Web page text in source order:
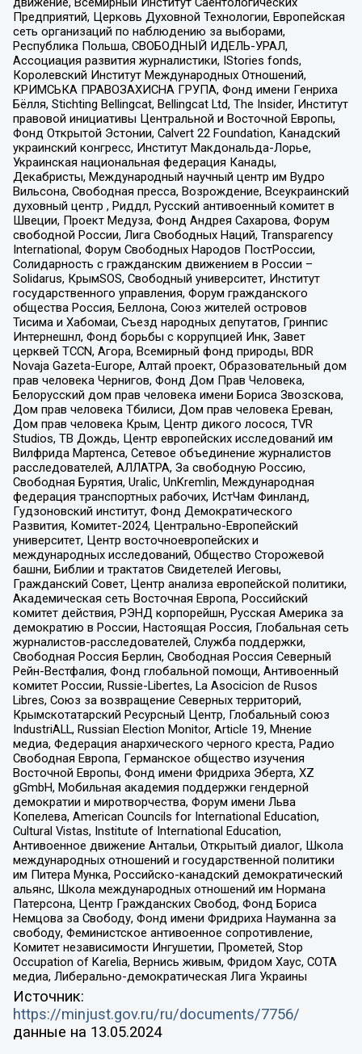
Предприятий, Церковь Духовной Технологии, Европейская
сеть организаций по наблюдению за выборами,
Республика Польша, СВОБОДНЫЙ ИДЕЛЬ-УРАЛ,
Ассоциация развития журналистики, IStories fonds,
Королевский Институт Международных Отношений,
КРИМСЬКА ПРАВОЗАХИСНА ГРУПА, Фонд имени Генриха
Бёлля, Stichting Bellingcat, Bellingcat Ltd, The Insider, Институт
правовой инициативы Центральной и Восточной Европы,
Фонд Открытой Эстонии, Calvert 22 Foundation, Канадский
украинский конгресс, Институт Макдональда-Лорье,
Украинская национальная федерация Канады,
Декабристы, Международный научный центр им Вудро
Вильсона, Свободная пресса, Возрождение, Всеукраинский
духовный центр , Риддл, Русский антивоенный комитет в
Швеции, Проект Медуза, Фонд Андрея Сахарова, Форум
свободной России, Лига Свободных Наций, Transparеncy
International, Форум Свободных Народов ПостРоссии,
Солидарность с гражданским движением в России –
Solidarus, КрымSOS, Свободный университет, Институт
государственного управления, Форум гражданского
общества Россия, Беллона, Союз жителей островов
Тисима и Хабомаи, Съезд народных депутатов, Гринпис
Интернешнл, Фонд борьбы с коррупцией Инк, Завет
церквей TCCN, Агора, Всемирный фонд природы, BDR
Novaja Gazeta-Europe, Алтай проект, Образовательный дом
прав человека Чернигов, Фонд Дом Прав Человека,
Белорусский дом прав человека имени Бориса Звозскова,
Дом прав человека Тбилиси, Дом прав человека Ереван,
Дом прав человека Крым, Центр дикого лосося, TVR
Studios, ТВ Дождь, Центр европейских исследований им
Вилфрида Мартенса, Сетевое объединение журналистов
расследователей, АЛЛАТРА, За свободную Россию,
Свободная Бурятия, Uralic, UnKremlin, Международная
федерация транспортных рабочих, ИстЧам Финланд,
Гудзоновский институт, Фонд Демократического
Развития, Комитет-2024, Центрально-Европейский
университет, Центр восточноевропейских и
международных исследований, Общество Сторожевой
башни, Библии и трактатов Свидетелей Иеговы,
Гражданский Совет, Центр анализа европейской политики,
Академическая сеть Восточная Европа, Российский
комитет действия, РЭНД корпорейшн, Русская Америка за
демократию в России, Настоящая Россия, Глобальная сеть
журналистов-расследователей, Служба поддержки,
Свободная Россия Берлин, Свободная Россия Северный
Рейн-Вестфалия, Фонд глобальной помощи, Антивоенный
комитет России, Russie-Libertes, La Asocicion de Rusos
Libres, Союз за возвращение Северных территорий,
Крымскотатарский Ресурсный Центр, Глобальный союз
IndustriALL, Russian Election Monitor, Article 19, Мнение
медиа, Федерация анархического черного креста, Радио
Свободная Европа, Германское общество изучения
Восточной Европы, Фонд имени Фридриха Эберта, XZ
gGmbH, Мобильная академия поддержки гендерной
демократии и миротворчества, Форум имени Льва
Копелева, American Councils for International Education,
Cultural Vistas, Institute of International Education,
Антивоенное движение Антальи, Открытый диалог, Школа
международных отношений и государственной политики
им Питера Мунка, Российско-канадский демократический
альянс, Школа международных отношений им Нормана
Патерсона, Центр Гражданских Свобод, Фонд Бориса
Немцова за Свободу, Фонд имени Фридриха Науманна за
свободу, Феминистское антивоенное сопротивление,
Комитет независимости Ингушетии, Прометей, Stop
Occupation of Karelia, Вернись живым, Фридом Хаус, СОТА
медиа, Либерально-демократическая Лига Украины
Источник:
https://minjust.gov.ru/ru/documents/7756/
данные на 13.05.2024